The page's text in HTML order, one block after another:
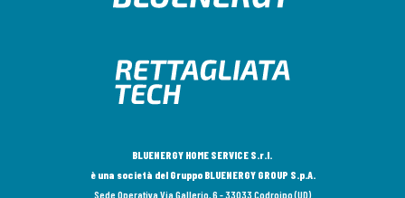
BLUENERGY HOME SERVICE S.r.l.
è una società del Gruppo BLUENERGY GROUP S.p.A.
Sede Operativa Via Gallerio, 6 - 33033 Codroipo (UD)